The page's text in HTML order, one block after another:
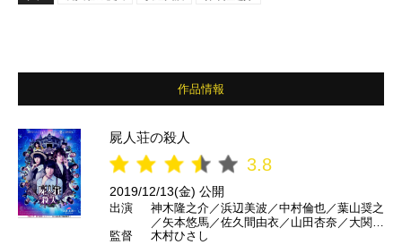
作品情報
屍人荘の殺人
3.8
2019/12/13(金) 公開
出演
神木隆之介／浜辺美波／中村倫也／葉山奨之
／矢本悠馬／佐久間由衣／山田杏奈／大関れ
いか／福本莉子／塚地武雅／ふせえり／池田
監督 木村ひさし